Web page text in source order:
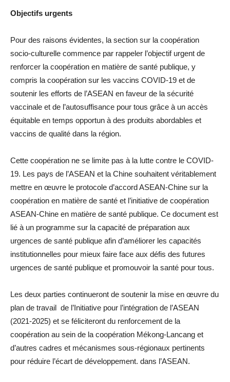
Objectifs urgents
Pour des raisons évidentes, la section sur la coopération
socio-culturelle commence par rappeler l’objectif urgent de
renforcer la coopération en matière de santé publique, y
compris la coopération sur les vaccins COVID-19 et de
soutenir les efforts de l’ASEAN en faveur de la sécurité
vaccinale et de l’autosuffisance pour tous grâce à un accès
équitable en temps opportun à des produits abordables et
vaccins de qualité dans la région.
Cette coopération ne se limite pas à la lutte contre le COVID-
19. Les pays de l’ASEAN et la Chine souhaitent véritablement
mettre en œuvre le protocole d’accord ASEAN-Chine sur la
coopération en matière de santé et l’initiative de coopération
ASEAN-Chine en matière de santé publique. Ce document est
lié à un programme sur la capacité de préparation aux
urgences de santé publique afin d’améliorer les capacités
institutionnelles pour mieux faire face aux défis des futures
urgences de santé publique et promouvoir la santé pour tous.
Les deux parties continueront de soutenir la mise en œuvre du
plan de travail de l’Initiative pour l’intégration de l’ASEAN
(2021-2025) et se féliciteront du renforcement de la
coopération au sein de la coopération Mékong-Lancang et
d’autres cadres et mécanismes sous-régionaux pertinents
pour réduire l’écart de développement. dans l’ASEAN.